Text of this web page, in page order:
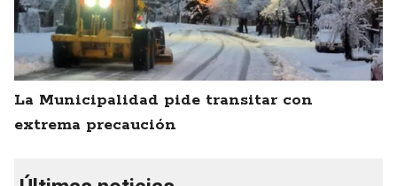
La Municipalidad pide transitar con
extrema precaución